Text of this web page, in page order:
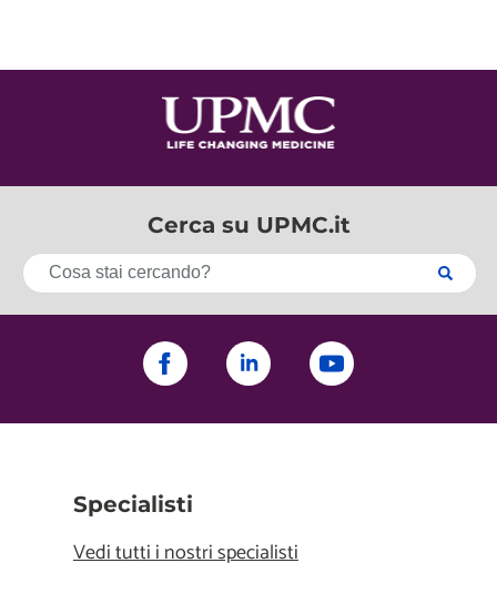
Cerca su UPMC.it
Specialisti
Vedi tutti i nostri specialisti